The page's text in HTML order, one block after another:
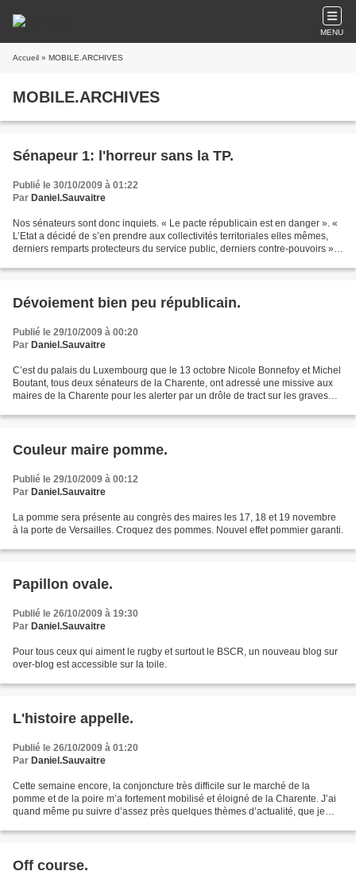
MENU
Accueil » MOBILE.ARCHIVES
MOBILE.ARCHIVES
Sénapeur 1: l'horreur sans la TP.
Publié le 30/10/2009 à 01:22
Par Daniel.Sauvaitre
Nos sénateurs sont donc inquiets. « Le pacte républicain est en danger ». «
L’Etat a décidé de s’en prendre aux collectivités territoriales elles mêmes,
derniers remparts protecteurs du service public, derniers contre-pouvoirs ».
Dévoiement bien peu républicain.
Publié le 29/10/2009 à 00:20
Par Daniel.Sauvaitre
C’est du palais du Luxembourg que le 13 octobre Nicole Bonnefoy et Michel
Boutant, tous deux sénateurs de la Charente, ont adressé une missive aux
maires de la Charente pour les alerter par un drôle de tract sur les graves
Couleur maire pomme.
Publié le 29/10/2009 à 00:12
Par Daniel.Sauvaitre
La pomme sera présente au congrès des maires les 17, 18 et 19 novembre
à la porte de Versailles. Croquez des pommes. Nouvel effet pommier garanti.
Papillon ovale.
Publié le 26/10/2009 à 19:30
Par Daniel.Sauvaitre
Pour tous ceux qui aiment le rugby et surtout le BSCR, un nouveau blog sur
over-blog est accessible sur la toile.
L'histoire appelle.
Publié le 26/10/2009 à 01:20
Par Daniel.Sauvaitre
Cette semaine encore, la conjoncture très difficile sur le marché de la
pomme et de la poire m’a fortement mobilisé et éloigné de la Charente. J’ai
quand même pu suivre d’assez près quelques thèmes d’actualité, que je
Off course.